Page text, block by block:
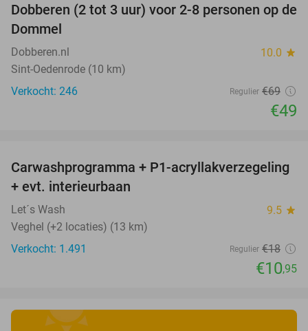
29%
Dobberen (2 tot 3 uur) voor 2-8 personen op de
Dommel
Dobberen.nl 10.0 star
Sint-Oedenrode (10 km)
Verkocht: 246
Regulier €69
€49
39%
Carwashprogramma + P1-acryllakverzegeling
+ evt. interieurbaan
Let´s Wash 9.5 star
Veghel (+2 locaties) (13 km)
Verkocht: 1.491
Regulier €18
€10,95